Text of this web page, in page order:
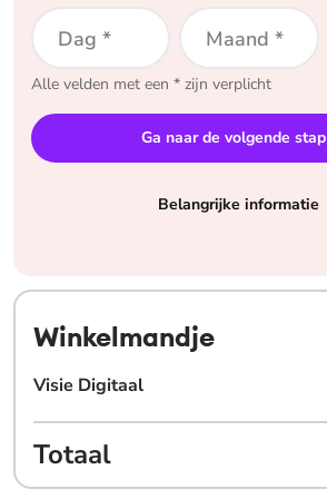
Dag * Maand *
Alle velden met een * zijn verplicht
Ga naar de volgende stap
Belangrijke informatie
Winkelmandje
Visie Digitaal
Totaal